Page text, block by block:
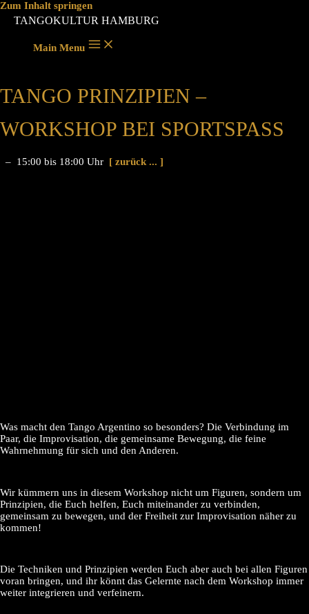
Zum Inhalt springen
TANGOKULTUR HAMBURG
Main Menu
TANGO PRINZIPIEN –
WORKSHOP BEI SPORTSPASS
– 15:00 bis 18:00 Uhr [ zurück ... ]
Was macht den Tango Argentino so besonders? Die Verbindung im
Paar, die Improvisation, die gemeinsame Bewegung, die feine
Wahrnehmung für sich und den Anderen.
Wir kümmern uns in diesem Workshop nicht um Figuren, sondern um
Prinzipien, die Euch helfen, Euch miteinander zu verbinden,
gemeinsam zu bewegen, und der Freiheit zur Improvisation näher zu
kommen!
Die Techniken und Prinzipien werden Euch aber auch bei allen Figuren
voran bringen, und ihr könnt das Gelernte nach dem Workshop immer
weiter integrieren und verfeinern.